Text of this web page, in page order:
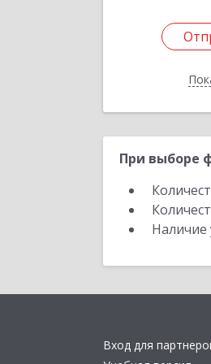
При выборе
Наличие
Вход для